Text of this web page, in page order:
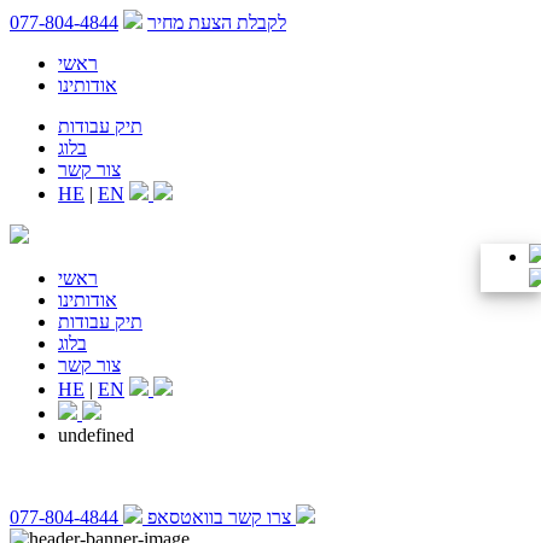
לקבלת הצעת מחיר
077-804-4844
ראשי
אודותינו
תיק עבודות
בלוג
צור קשר
HE | EN
ראשי
אודותינו
תיק עבודות
בלוג
צור קשר
HE | EN
undefined
צרו קשר בוואטסאפ 077-804-4844